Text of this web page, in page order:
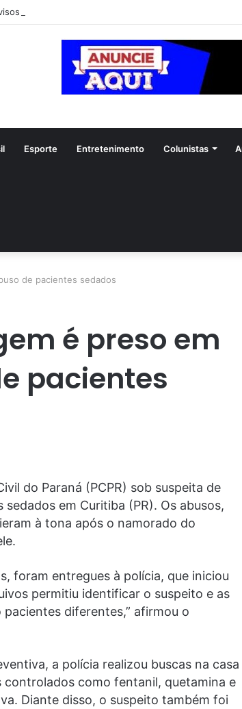
de vendaval para 11 estados
Esporte Entretenimento Colunistas
de pacientes sedados
é preso em
pacientes
do Paraná (PCPR) sob suspeita de
em Curitiba (PR). Os abusos,
à tona após o namorado do
foram entregues à polícia, que iniciou
permitiu identificar o suspeito e as
diferentes,” afirmou o
a polícia realizou buscas na casa
como fentanil, quetamina e
Diante disso, o suspeito também foi